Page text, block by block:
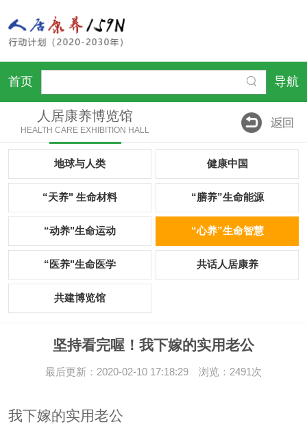
首页 导航
人居康养博览馆
HEALTH CARE EXHIBITION HALL
地球与人类 健康中国
“天养" 生命材料 “膳养”生命能源
“动养"生命运动 “心养”生命智慧
“医养"生命医学 共话人居康养
共建博览馆
坚持看完喔！我下嫁的实用老公
最后更新：2020-02-10 17:18:29 浏览：2491次
我下嫁的实用老公